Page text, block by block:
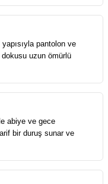
pantolon ve
dokusu uzun ömürlü
abiye ve gece
bir duruş sunar ve